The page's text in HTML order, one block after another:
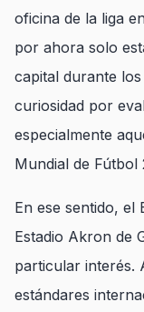
oficina de la liga
por ahora solo
capital durante
curiosidad por
especialmente
Mundial de Fútbol
En ese sentido, el
Estadio Akron de
particular interés.
estándares